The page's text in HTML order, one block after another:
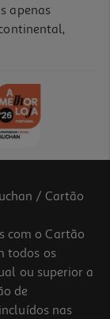
apenas
/ Cartão
com o Cartão
todos os
ou superior a
de
nas